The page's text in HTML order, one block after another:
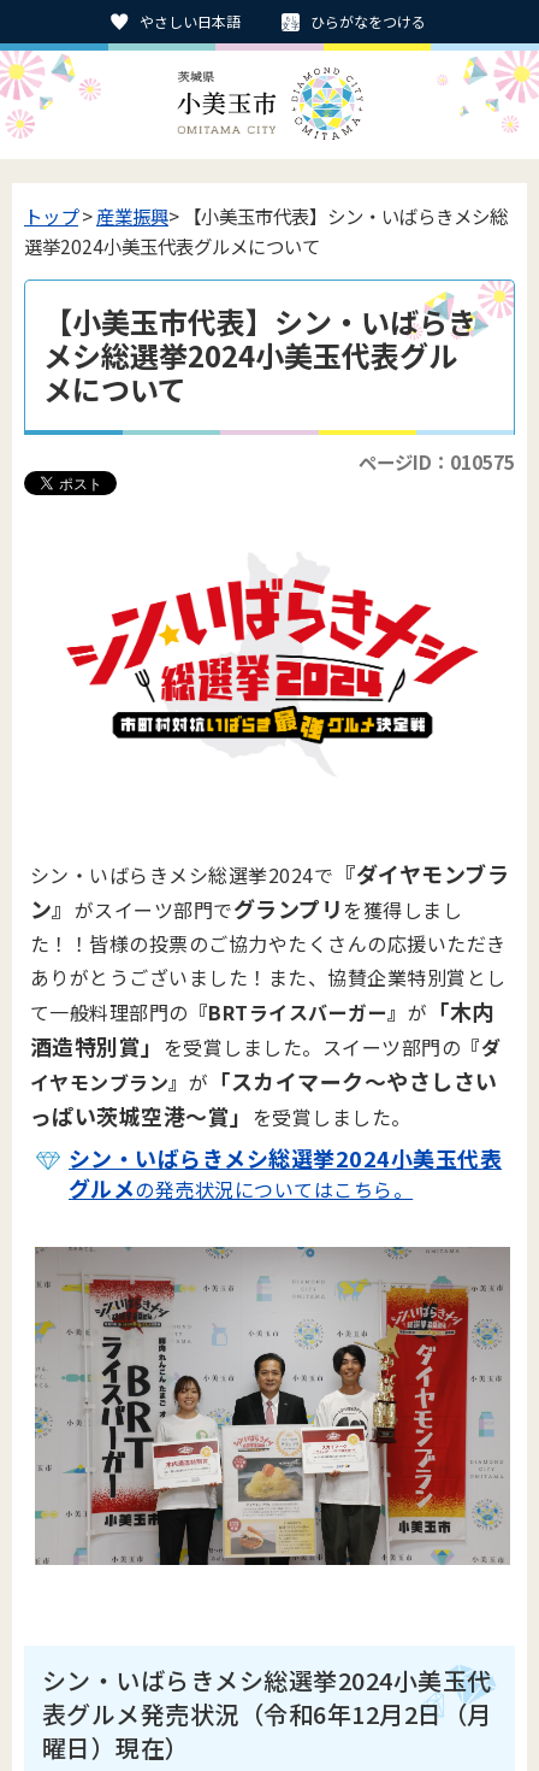
やさしい日本語 ひらがなをつける
トップ>産業振興> 【小美玉市代表】シン・いばらきメシ総
選挙2024小美玉代表グルメについて
【小美玉市代表】シン・いばらき
メシ総選挙2024小美玉代表グル
メについて
ページID：010575
シン・いばらきメシ総選挙2024で 『ダイヤモンブラ
ン』 がスイーツ部門でグランプリを獲得しまし
た！！皆様の投票のご協力やたくさんの応援いただき
ありがとうございました！また、協賛企業特別賞とし
て一般料理部門の 『BRTライスバーガー』 が 「木内
酒造特別賞」 を受賞しました。スイーツ部門の 『ダ
イヤモンブラン』 が 「スカイマーク～やさしさい
っぱい茨城空港～賞」 を受賞しました。
シン・いばらきメシ総選挙2024小美玉代表
グルメの発売状況についてはこちら。
シン・いばらきメシ総選挙2024小美玉代
表グルメ発売状況（令和6年12月2日（月
曜日）現在）